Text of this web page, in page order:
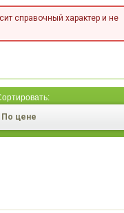
справочный характер и не
По цене